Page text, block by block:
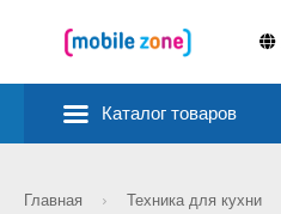
Каталог товаров
Главная Техника для кухни